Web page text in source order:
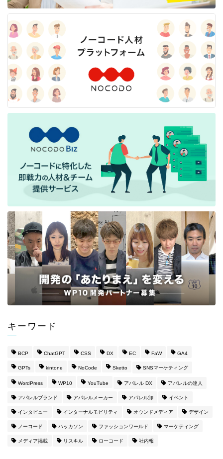
キーワード
BCP ChatGPT CSS DX EC FaW GA4
GPTs kintone NoCode Sketto SNSマーケティング
WordPress WP10 YouTube アパレル DX アパレルの達人
アパレルブランド アパレルメーカー アパレル卸 イベント
インタビュー インターナルモビリティ オウンドメディア デザイン
ノーコード ハッカソン ファッションワールド マーケティング
メディア掲載 リスキル ローコード 社内報